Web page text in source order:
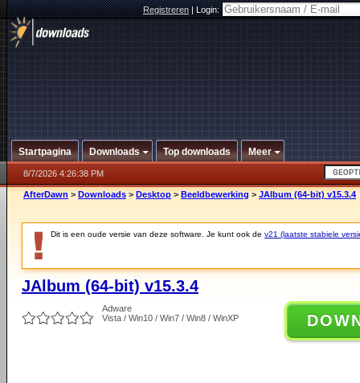
Registreren|Login:
Startpagina Downloads Top downloads Meer
8/7/2026 4:26:38 PM
AfterDawn > Downloads > Desktop > Beeldbewerking > JAlbum (64-bit) v15.3.4
Dit is een oude versie van deze software. Je kunt ook de v21 (laatste stabiele
JAlbum (64-bit) v15.3.4
Adware
Vista / Win10 / Win7 / Win8 / WinXP